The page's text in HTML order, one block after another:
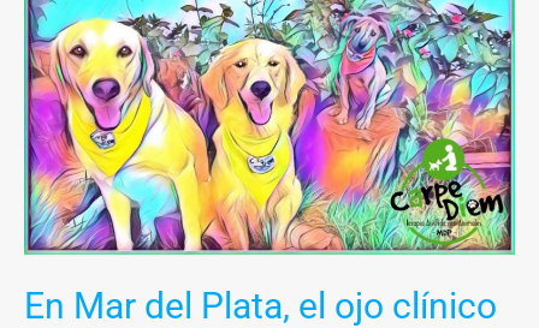
En Mar del Plata, el ojo clínico
Mar
del
Plata,
el
ojo
clínico
lo
tienen
mascotas